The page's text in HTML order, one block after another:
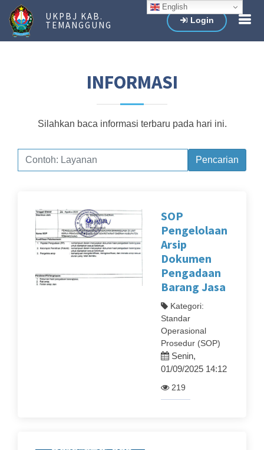
English
UKPBJ KAB.
TEMANGGUNG Login
INFORMASI
Silahkan baca informasi terbaru pada hari ini.
Pencarian
SOP
Pengelolaan
Arsip
Dokumen
Pengadaan
Barang Jasa
Kategori:
Standar
Operasional
Prosedur (SOP)
Senin,
01/09/2025 14:12
219